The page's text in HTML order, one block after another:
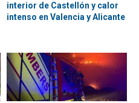
interior de Castellón y calor
intenso en Valencia y Alicante